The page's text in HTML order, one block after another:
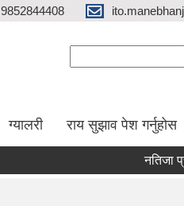
9852844408
ग्यालरी राय सुझाव पेश गर्नुहोस
नतिजा